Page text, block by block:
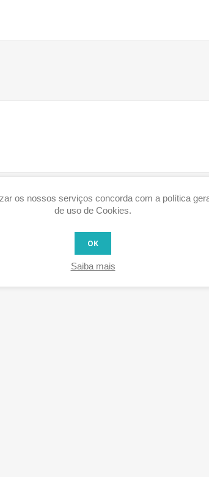
os nossos serviços concorda com a política
de uso de Cookies.
OK
Saiba mais